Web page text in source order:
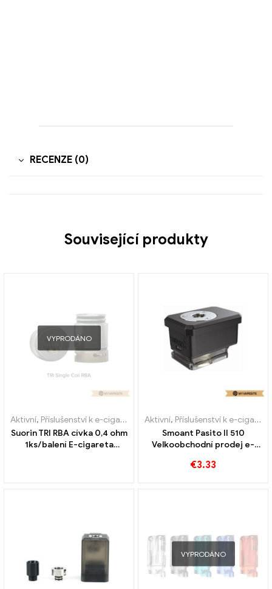
RECENZE (0)
Související produkty
VYPRODÁNO
Aktivní, Příslušenství k e-cigaretám ,Výparník
Suorin TRI RBA cívka 0,4 ohm
1ks/balení E-cigareta
Aktivní, Příslušenství k e-cigaretám
Smoant Pasito II 510
Velkoobchodní prodej e-
zakázku
€3.33
VYPRODÁNO